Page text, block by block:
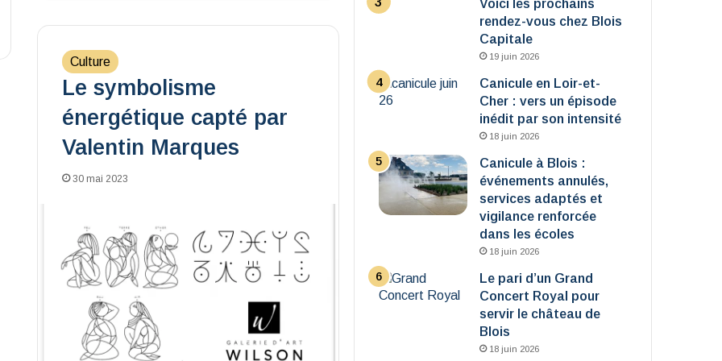
Culture
Le symbolisme
énergétique capté par
Valentin Marques
30 mai 2023
Voici les prochains
rendez-vous chez Blois
Capitale
19 juin 2026
Canicule en Loir-et-
Cher : vers un épisode
inédit par son intensité
18 juin 2026
Canicule à Blois :
événements annulés,
services adaptés et
vigilance renforcée
dans les écoles
18 juin 2026
Le pari d’un Grand
Concert Royal pour
servir le château de
Blois
18 juin 2026